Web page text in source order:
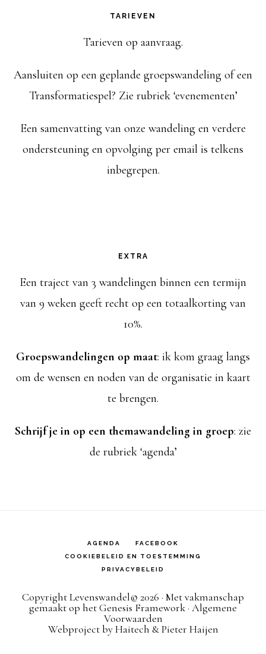
TARIEVEN
Tarieven op aanvraag.
Aansluiten op een geplande groepswandeling of een
Transformatiespel? Zie rubriek ‘evenementen’
Een samenvatting van onze wandeling en verdere
ondersteuning en opvolging per email is telkens
inbegrepen.
EXTRA
Een traject van 3 wandelingen binnen een termijn
van 9 weken geeft recht op een totaalkorting van
10%.
Groepswandelingen op maat: ik kom graag langs
om de wensen en noden van de organisatie in kaart
te brengen.
Schrijf je in op een themawandeling in groep: zie
de rubriek ‘agenda’
AGENDA
FACEBOOK
COOKIEBELEID EN TOESTEMMING
PRIVACYBELEID
Copyright Levenswandel© 2026 · Met vakmanschap
gemaakt op hetGenesis Framework · Algemene
Voorwaarden
Webproject byHaitech &Pieter Haijen